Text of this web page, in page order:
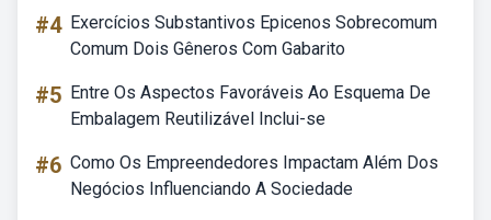
#4 Exercícios Substantivos Epicenos Sobrecomum
Comum Dois Gêneros Com Gabarito
#5 Entre Os Aspectos Favoráveis Ao Esquema De
Embalagem Reutilizável Inclui-se
#6 Como Os Empreendedores Impactam Além Dos
Negócios Influenciando A Sociedade